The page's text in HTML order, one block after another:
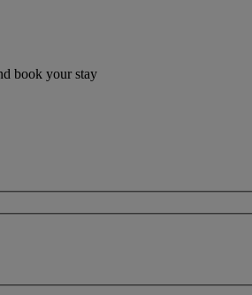
book your stay